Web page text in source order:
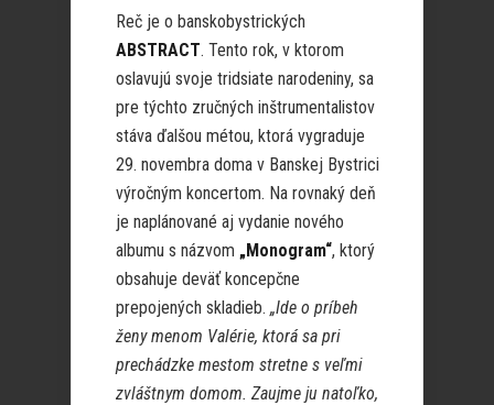
Reč je o banskobystrických
ABSTRACT. Tento rok, v ktorom
oslavujú svoje tridsiate narodeniny, sa
pre týchto zručných inštrumentalistov
stáva ďalšou métou, ktorá vygraduje
29. novembra doma v Banskej Bystrici
výročným koncertom. Na rovnaký deň
je naplánované aj vydanie nového
albumu s názvom „Monogram“, ktorý
obsahuje deväť koncepčne
prepojených skladieb. „Ide o príbeh
ženy menom Valérie, ktorá sa pri
prechádzke mestom stretne s veľmi
zvláštnym domom. Zaujme ju natoľko,